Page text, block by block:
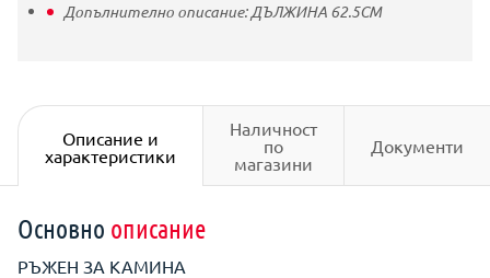
Допълнително описание:ДЪЛЖИНА 62.5СМ
Описание и
характеристики
Наличност
по
магазини
Документи
Основно описание
РЪЖЕН ЗА КАМИНА